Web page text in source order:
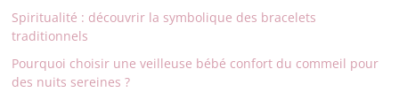
Spiritualité : découvrir la symbolique des bracelets
traditionnels
Pourquoi choisir une veilleuse bébé confort du commeil pour
des nuits sereines ?